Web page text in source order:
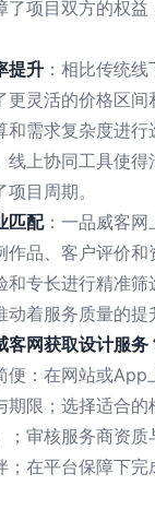
了项目双方的权益
提升 ：相比传统
更灵活的价格区
和需求复杂度进
线上协同工具使得
目周期。
匹配：一品威客网
作品、客户评价和
和专长进行精准
着服务质量的提
客网获取设计服务
便：在网站或App
期限；选择适合的
；审核服务商资质
；在平台保障下完